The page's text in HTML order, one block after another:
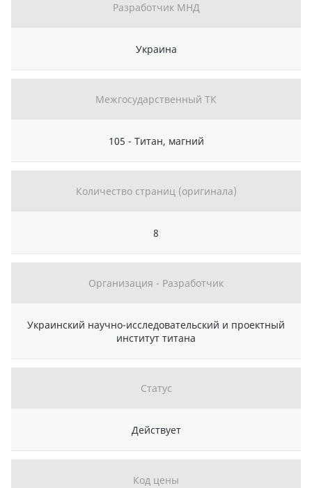
Разработчик МНД
Украина
Межгосударственный ТК
105 - Титан, магний
Количество страниц (оригинала)
8
Организация - Разработчик
Украинский научно-исследовательский и проектный
институт титана
Статус
Действует
Код цены